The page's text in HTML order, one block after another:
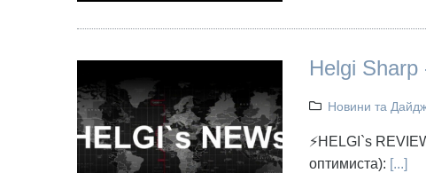
Helgi
Новини та
⚡HELGI`s
оптимиста): [...]